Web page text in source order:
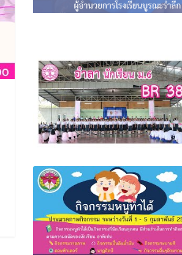
พิธีอำลานักเรียนมัธยมศึกษาปีที่ 6 รุ่นที่ 38